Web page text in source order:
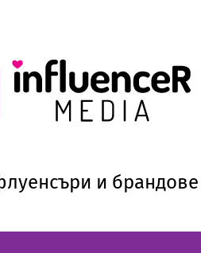
и брандове